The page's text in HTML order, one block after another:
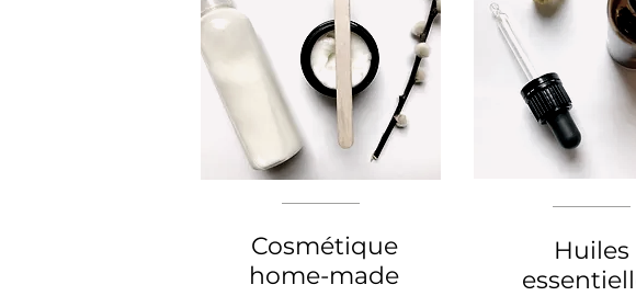
Cosmétique
home-made
Huiles